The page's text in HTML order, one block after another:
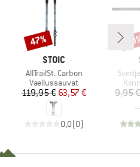
MERKKI
STOIC
Tuote
AllTrailSt. Carbon
Tuoteryhmä
Vaellussauvat
Hinta
119,95 €Alennettu hinta
63,57 €
0,0(0)
Alennus
47%
Tuote
9,95 €